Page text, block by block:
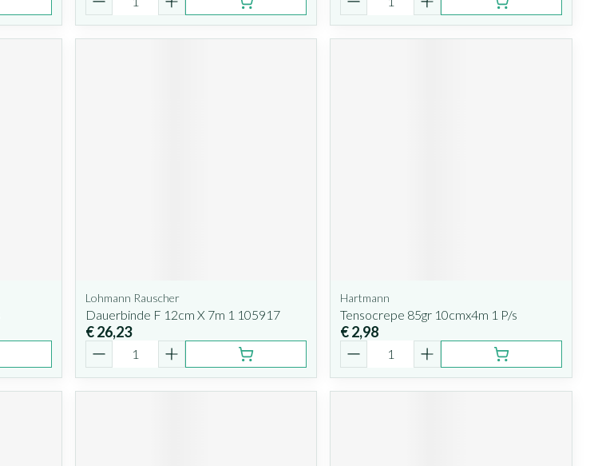
Lohmann Rauscher
Dauerbinde F 12cm X 7m 1 105917
€ 26,23
Hartmann
Tensocrepe 85gr 10cmx4m 1 P/s
€ 2,98